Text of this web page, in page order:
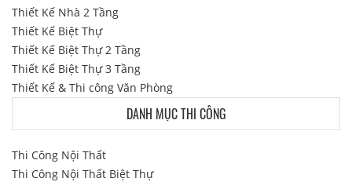
Thiết Kế Nhà 2 Tầng
Thiết Kế Biệt Thự
Thiết Kế Biệt Thự 2 Tầng
Thiết Kế Biệt Thự 3 Tầng
Thiết Kế & Thi công Văn Phòng
DANH MỤC THI CÔNG
Thi Công Nội Thất
Thi Công Nội Thất Biệt Thự